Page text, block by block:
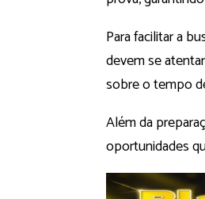
Para facilitar a
devem se
sobre o tempo
Além da
oportunidades